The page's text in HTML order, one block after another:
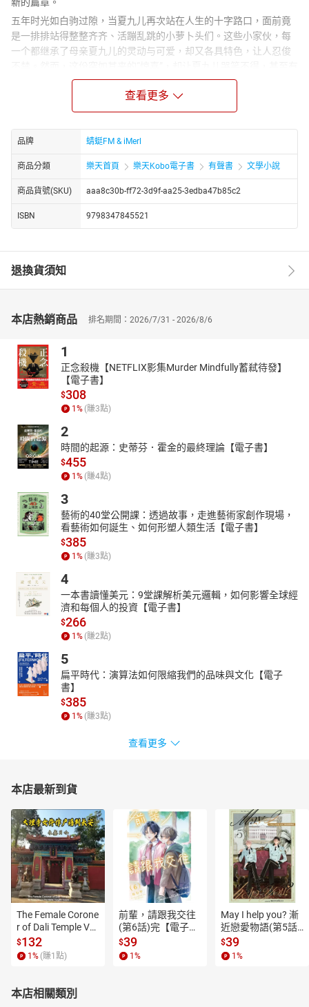
五年时光如白驹过隙，当夏九儿再次站在人生的十字路口，面前竟
是一排排站得整整齐齐、活蹦乱跳的小萝卜头们。这些小家伙，每
一个都继承了母亲夏九儿的灵动与可爱，却又各具特色，让人忍俊
了些许“想s的心都有了”的无奈与甜蜜。
正当她陷入“带娃大军”的甜蜜烦恼时，一位强势而神秘的男人找上门
来，打破了原本平静的生活。面对这位自带气场、仿佛能洞察人心
的男人，夏九儿紧张得咽了咽口水，心中五味杂陈。情急之下，她
弱弱地推了推身边最胖乎乎、也最能吃的小崽崽上前，企图用这份
“甜蜜的负担”作为“挡箭牌”。
“喏，这个你带走，太能吃了。”夏九儿的话语中带着几分调侃，几分
不舍，更有一份对未知未来的忐忑与期待。但在这看似不经意的举
的温馨与甜蜜。
http://www.youtube.com/channel/UC2yhCURng4uUj_phEqZwKig/
查看更多
品牌 蜻蜓FM & iMerl
商品分類 樂天首頁 樂天Kobo電子書 有聲書 文學小說
商品貨號(SKU) aaa8c30b-ff72-3d9f-aa25-3edba47b85c2
ISBN 9798347845521
退換貨須知
本店熱銷商品 排名期間：2026/7/31 - 2026/8/6
1
正念殺機【NETFLIX影集Murder Mindfully蓄弒待發】
【電子書】
$308
1 % (賺3點)
2
時間的起源：史蒂芬．霍金的最終理論【電子書】
$455
1 % (賺4點)
3
藝術的40堂公開課：透過故事，走進藝術家創作現場，
看藝術如何誕生、如何形塑人類生活【電子書】
$385
1 % (賺3點)
4
一本書讀懂美元：9堂課解析美元邏輯，如何影響全球經
濟和每個人的投資【電子書】
$266
1 % (賺2點)
5
扁平時代：演算法如何限縮我們的品味與文化【電子
書】
$385
1 % (賺3點)
查看更多
本店最新到貨
The Female Corone
r of Dali Temple Vo
l.6【有聲書】
$132
1 % (賺1 點)
前輩，請跟我交往
(第6話)完【電子
書】
$39
1 %
May I help you? 漸
近戀愛物語(第5話)
【電子書】
$39
1 %
本店相關類別